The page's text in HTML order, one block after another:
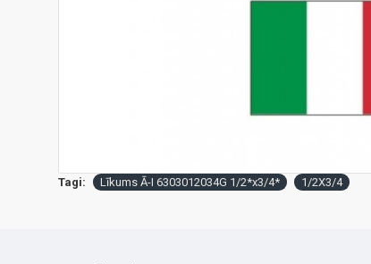
Tagi: Līkums Ā-I 6303012034G 1/2*x3/4* 1/2X3/4